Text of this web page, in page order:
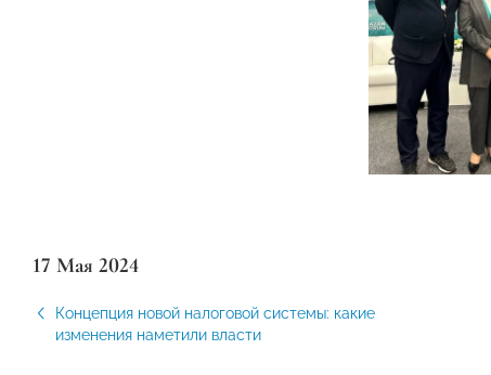
17 Мая 2024
Концепция новой налоговой системы: какие
изменения наметили власти